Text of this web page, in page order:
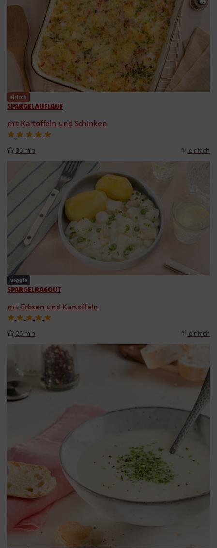
Fleisch
SPARGELAUFLAUF
mit Kartoffeln und Schinken
30 min einfach
Veggie
SPARGELRAGOUT
mit Erbsen und Kartoffeln
25 min einfach